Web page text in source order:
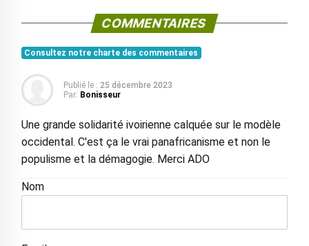
COMMENTAIRES
Consultez notre charte des commentaires
Publié le : 25 décembre 2023
Par: Bonisseur
Une grande solidarité ivoirienne calquée sur le modèle
occidental. C'est ça le vrai panafricanisme et non le
populisme et la démagogie. Merci ADO
Nom